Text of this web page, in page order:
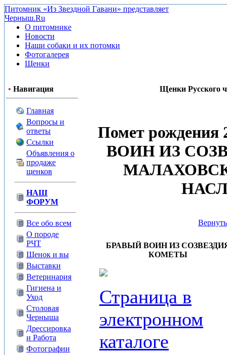
Питомник «Из Звездной Гавани» представляет
Черныш.Ru
О питомнике
Новости
Наши собаки и их потомки
Фотогалерея
Щенки
• Навигация
Главная
Вопросы и
ответы
Ссылки
Объявления о
продаже
щенков
НАШ
ФОРУМ
Все обо всем
О породе
РЧТ
Щенок и вы
Выставки
Ветеринария
Гигиена и
Уход
Столовая
Черныша
Дрессировка
и Работа
Фотографии
Щенки Русского
Помет рождения
ВОИН ИЗ
БРАВЫЙ ВОИН ИЗ
КОМЕТЫ
Страница в
электронном
каталоге